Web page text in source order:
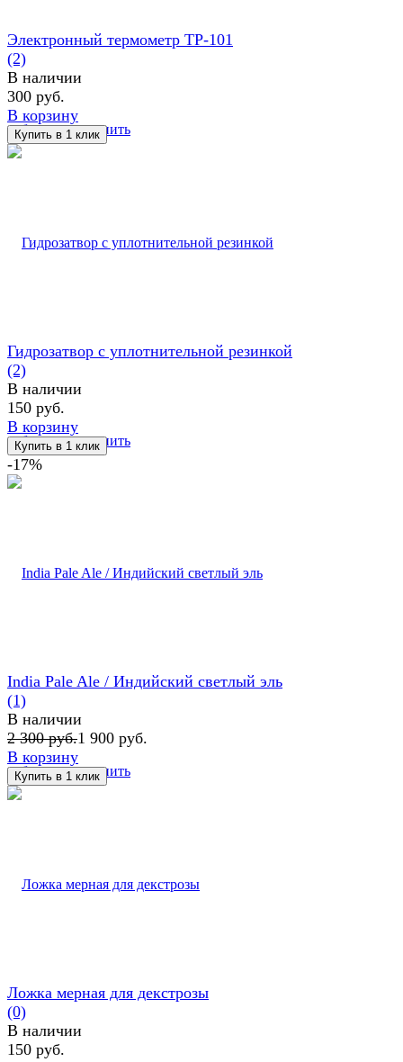
избранное сравнить
Электронный термометр TP-101
(2)
В наличии
300 руб.
В корзину
избранное сравнить
Гидрозатвор с уплотнительной резинкой
(2)
В наличии
150 руб.
В корзину
-17%
избранное сравнить
India Pale Ale / Индийский светлый эль
(1)
В наличии
2 300 руб.1 900 руб.
В корзину
Ложка мерная для декстрозы
(0)
В наличии
150 руб.